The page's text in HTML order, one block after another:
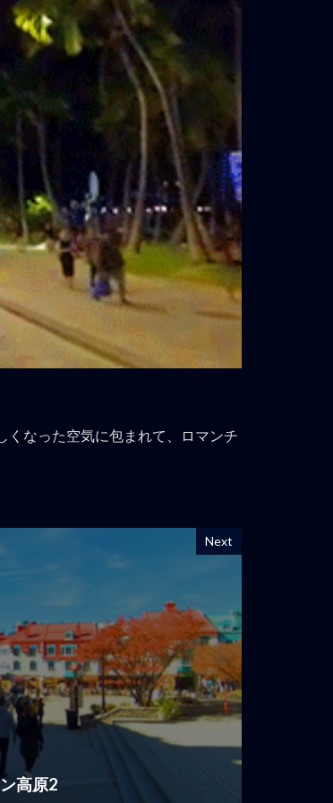
くなった空気に包まれて、ロマンチ
Next
高原2